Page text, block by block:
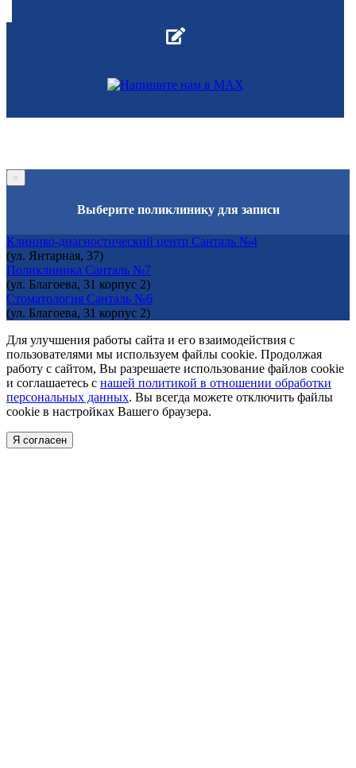
×
Выберите поликлинику для записи
Клинико-диагностический центр Санталь №4
(ул. Янтарная, 37)
Поликлиника Санталь №7
(ул. Благоева, 31 корпус 2)
Стоматология Санталь №6
(ул. Благоева, 31 корпус 2)
Для улучшения работы сайта и его взаимодействия с
пользователями мы используем файлы cookie. Продолжая
работу с сайтом, Вы разрешаете использование файлов cookie
и соглашаетесь с нашей политикой в отношении обработки
персональных данных. Вы всегда можете отключить файлы
cookie в настройках Вашего браузера.
Я согласен